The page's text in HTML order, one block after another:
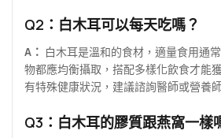
Q2：白木耳可以每天吃嗎？
A： 白木耳是溫和的食材，適量食用通
物都應均衡攝取，搭配多樣化飲食才能
有特殊健康狀況，建議諮詢醫師或營養
Q3：白木耳的膠質跟燕窩一樣